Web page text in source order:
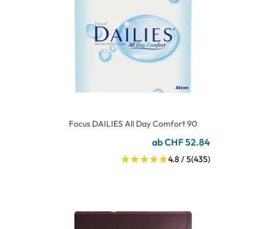
Focus DAILIES All Day Comfort 90
ab CHF 52.84
4.8 / 5(435)